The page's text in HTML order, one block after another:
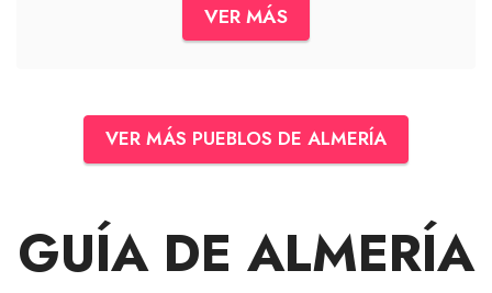
VER MÁS
VER MÁS PUEBLOS DE ALMERÍA
GUÍA DE ALMERÍA